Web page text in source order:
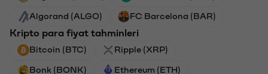
Algorand (ALGO) FC Barcelona (BAR)
Kripto para fiyat tahminleri
Bitcoin (BTC) Ripple (XRP)
Bonk (BONK) Ethereum (ETH)